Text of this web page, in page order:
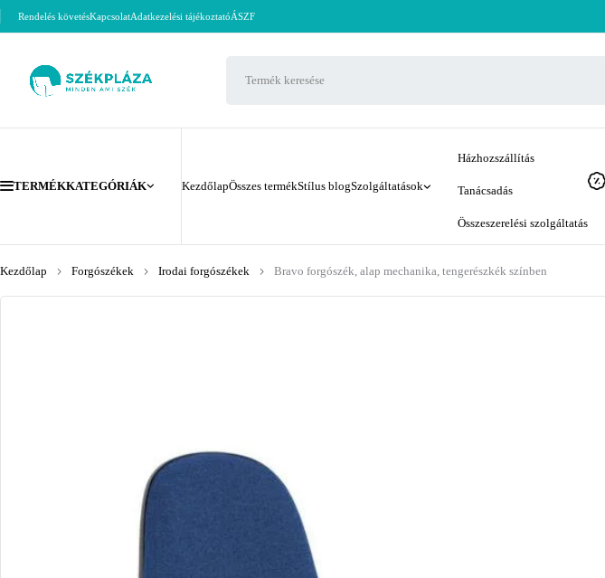
Rendelés követésKapcsolatAdatkezelési tájékoztatóÁSZF
TERMÉKKATEGÓRIÁK KezdőlapÖsszes termékStílus blogSzolgáltatások
Házhozszállítás
Tanácsadás
Összeszerelési szolgáltatás
Kezdőlap Forgószékek Irodai forgószékek Bravo forgószék, alap mechanika, tengerészkék színben